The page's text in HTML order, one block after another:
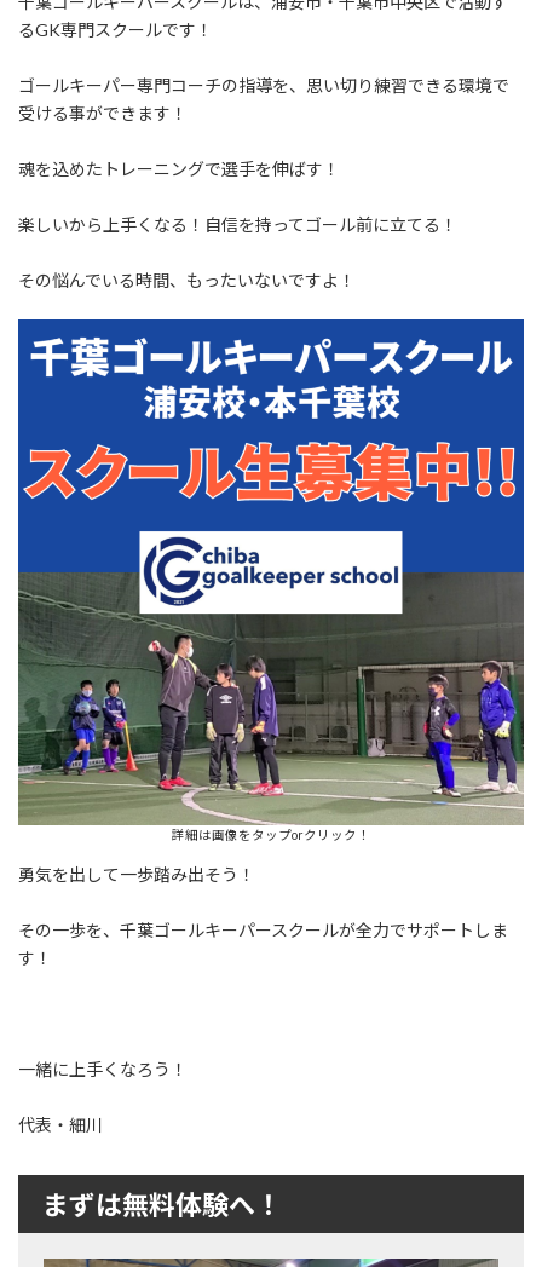
るGK専門スクールです！
ゴールキーパー専門コーチの指導を、思い切り練習できる環境で
受ける事ができます！
魂を込めたトレーニングで選手を伸ばす！
楽しいから上手くなる！自信を持ってゴール前に立てる！
その悩んでいる時間、もったいないですよ！
詳細は画像をタップorクリック！
勇気を出して一歩踏み出そう！
その一歩を、千葉ゴールキーパースクールが全力でサポートしま
す！
一緒に上手くなろう！
代表・細川
まずは無料体験へ！